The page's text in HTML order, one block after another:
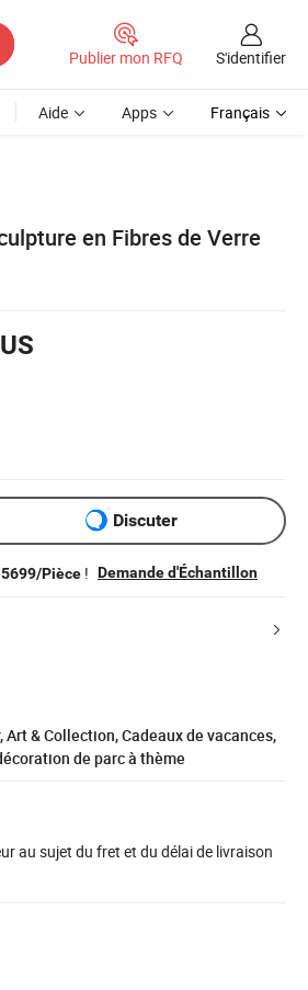
Publier mon RFQ S'identifier
Aide Apps Français
en Fibres de Verre
Discuter
5699/Pièce ! Demande d'Échantillon
& Collection, Cadeaux de vacances,
de parc à thème
au sujet du fret et du délai de livraison